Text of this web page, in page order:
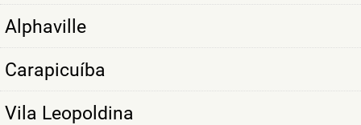
Alphaville
Carapicuíba
Vila Leopoldina